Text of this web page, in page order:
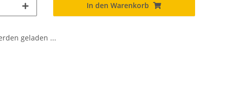
In den Warenkorb
geladen ...